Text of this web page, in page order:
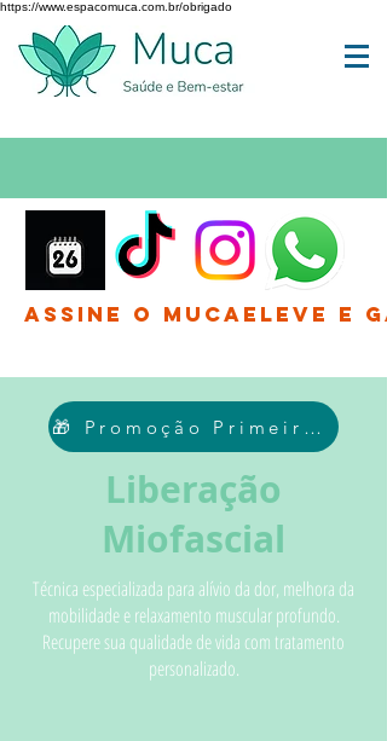
https://www.espacomuca.com.br/obrigado
Assine o MucaEleve e
🎁 Promoção Primeira Sessão: R$ 139,90
Liberação
Miofascial
Técnica especializada para alívio da dor, melhora da
mobilidade e relaxamento muscular profundo.
Recupere sua qualidade de vida com tratamento
personalizado.